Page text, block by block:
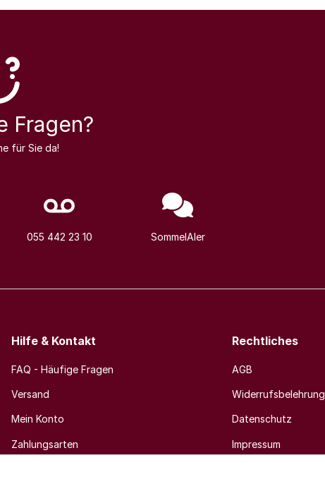
Fragen?
für Sie da!
055 442 23 10 SommelAIer
Hilfe & Kontakt
FAQ - Häufige Fragen
Versand
Mein Konto
Zahlungsarten
Rechtliches
AGB
Widerrufsbelehrung
Datenschutz
Impressum